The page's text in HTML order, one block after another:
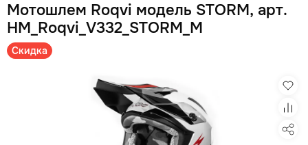
Мотошлем Roqvi модель STORM, арт.
HM_Roqvi_V332_STORM_M
Скидка